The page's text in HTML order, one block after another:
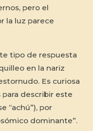
pero el
la luz parece
tipo de respuesta
en la nariz
Es curiosa
describir este
“achú”), por
dominante”.